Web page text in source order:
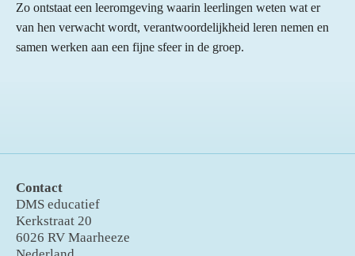
Zo ontstaat een leeromgeving waarin leerlingen weten wat er
van hen verwacht wordt, verantwoordelijkheid leren nemen en
samen werken aan een fijne sfeer in de groep.
Contact
DMS educatief
Kerkstraat 20
6026 RV Maarheeze